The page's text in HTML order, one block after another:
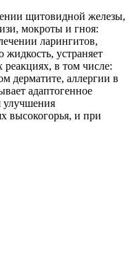
щитовидной железы,
мокроты и гноя:
ларингитов,
устраняет
реакциях, в том числе:
дерматите, аллергии в
адаптогенное
улучшения
высокогорья, и при